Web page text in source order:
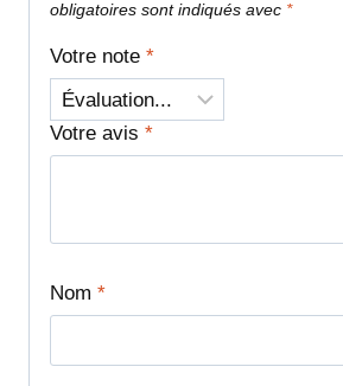
obligatoires sont indiqués avec *
Votre note *
Votre avis *
Nom *